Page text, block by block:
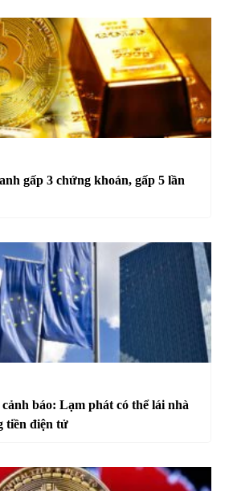
gấp 3 chứng khoán, gấp 5 lần
báo: Lạm phát có thể lái nhà
tiền điện tử